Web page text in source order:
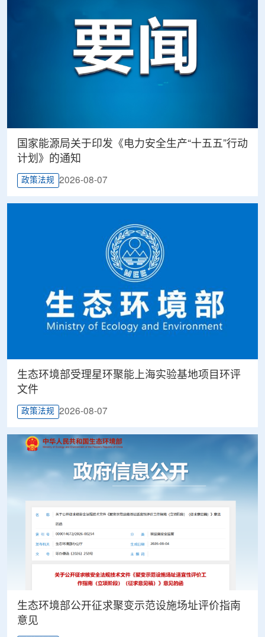
国家能源局关于印发《电力安全生产“十五五”行动
计划》的通知
政策法规 2026-08-07
生态环境部受理星环聚能上海实验基地项目环评
文件
政策法规 2026-08-07
生态环境部公开征求聚变示范设施场址评价指南
意见